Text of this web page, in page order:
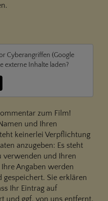
Cyberangriffen (Google
externe Inhalte laden?
zum Film!
und Ihren
keinerlei Verpflichtung
anzugeben: Es steht
verwenden und Ihren
Angaben werden
Sie erklären
Ihr Eintrag auf
und ggf. von uns entfernt,